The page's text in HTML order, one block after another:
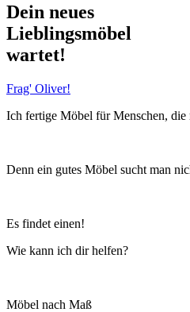
Dein neues
Lieblingsmöbel
wartet!
Frag' Oliver!
Ich fertige Möbel für Menschen, die
Denn ein gutes Möbel sucht man
Es findet einen!
Wie kann ich dir helfen?
Möbel nach Maß